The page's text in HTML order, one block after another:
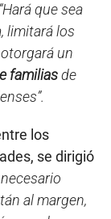
“Hará que sea
limitará los
un
familiasde
los
se dirigió
necesario
al margen,